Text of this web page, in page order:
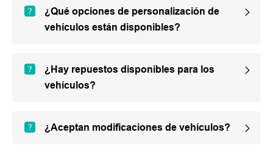
¿Qué opciones de personalización de
vehículos están disponibles?
¿Hay repuestos disponibles para los
vehículos?
¿Aceptan modificaciones de vehículos?